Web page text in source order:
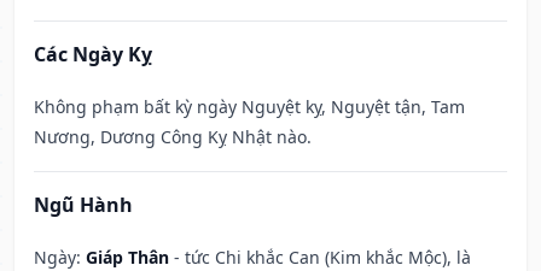
Các Ngày Kỵ
Không phạm bất kỳ ngày Nguyệt kỵ, Nguyệt tận, Tam
Nương, Dương Công Kỵ Nhật nào.
Ngũ Hành
Ngày: Giáp Thân - tức Chi khắc Can (Kim khắc Mộc), là